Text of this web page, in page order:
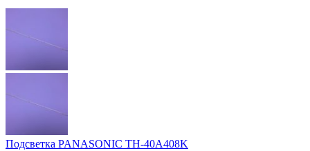
Подсветка PANASONIC TH-40A408K